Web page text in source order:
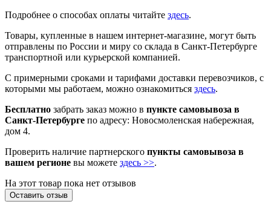
Подробнее о способах оплаты читайте здесь.
Товары, купленные в нашем интернет-магазине, могут быть
отправлены по России и миру со склада в Санкт-Петербурге
транспортной или курьерской компанией.
С примерными сроками и тарифами доставки перевозчиков, с
которыми мы работаем, можно ознакомиться здесь.
Бесплатно забрать заказ можно в пункте самовывоза в
Санкт-Петербурге по адресу: Новосмоленская набережная,
дом 4.
Проверить наличие партнерского пункты самовывоза в
вашем регионе вы можете здесь >>.
На этот товар пока нет отзывов
Оставить отзыв